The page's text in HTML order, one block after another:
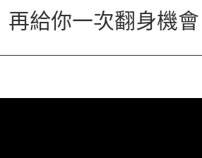
再給你一次翻身機會